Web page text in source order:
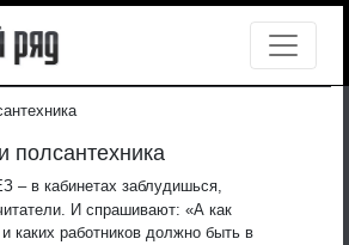
полсантехника
– в кабинетах заблудишься,
И спрашивают: «А как
каких работников должно быть в